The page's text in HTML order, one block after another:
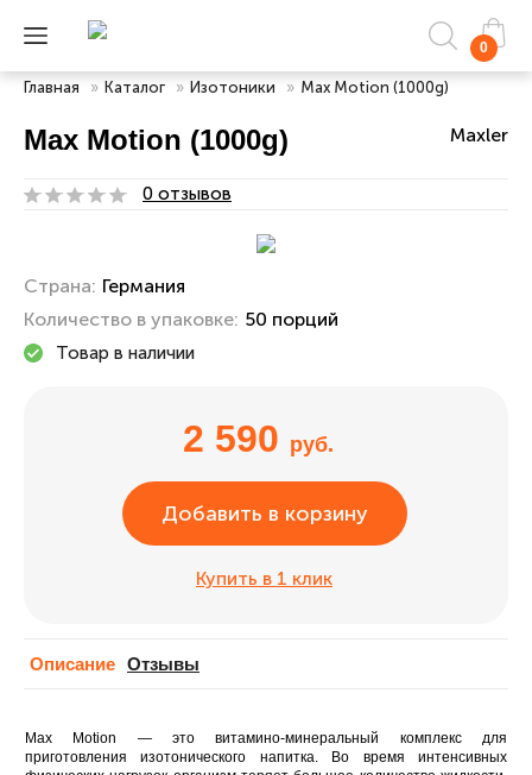
0
Главная » Каталог » Изотоники » Max Motion (1000g)
Max Motion (1000g) Maxler
0 отзывов
Страна: Германия
Количество в упаковке: 50 порций
Товар в наличии
2 590 руб.
Добавить в корзину
Купить в 1 клик
Описание Отзывы
Max Motion — это витамино-минеральный комплекс для
приготовления изотонического напитка.
Во время интенсивных